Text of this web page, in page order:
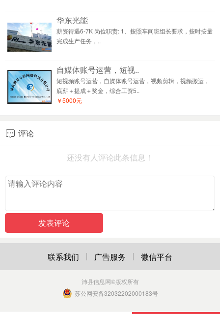
华东光能
薪资待遇6-7K 岗位职责: 1、按照车间班组长要求，按时按量
完成生产任务，..
自媒体账号运营，短视..
短视频账号运营，自媒体账号运营，视频剪辑，视频搬运，
底薪＋提成＋奖金，综合工资5..
￥5000元
 评论
还没有人评论此条信息！
联系我们 广告服务 微信平台
沛县信息网©版权所有
苏公网安备32032202000183号